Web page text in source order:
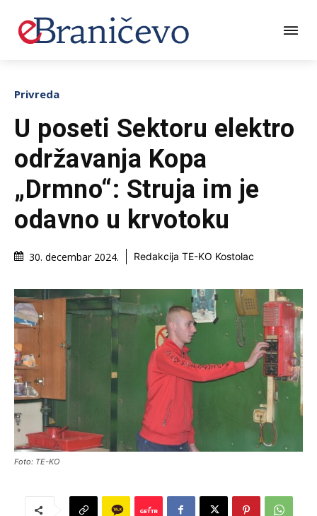
Privreda
U poseti Sektoru elektro
održavanja Kopa
„Drmno“: Struja im je
odavno u krvotoku
30. decembar 2024. Redakcija TE-KO Kostolac
Foto: TE-KO